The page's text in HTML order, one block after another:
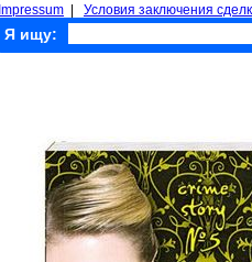
Impressum Условия заключения
Я ищу: